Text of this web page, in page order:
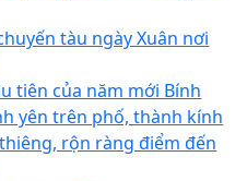
tàu ngày Xuân nơi
tiên của năm mới Bính
yên trên phố, thành kính
rộn ràng điểm đến